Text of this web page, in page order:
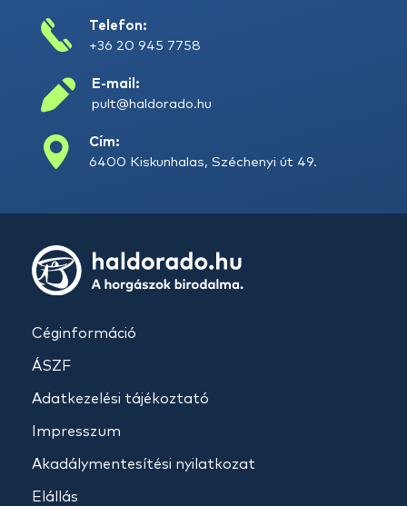
Telefon:
+36 20 945 7758
E-mail:
pult@haldorado.hu
Cím:
6400 Kiskunhalas, Széchenyi út 49.
Céginformáció
ÁSZF
Adatkezelési tájékoztató
Impresszum
Akadálymentesítési nyilatkozat
Elállás